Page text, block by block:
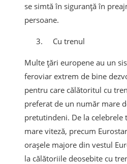
se simtă în siguranță în
persoane.
Cu trenul
Multe țări europene au un
feroviar extrem de bine
pentru care călătoritul cu
preferat de un număr mare
pretutindeni. De la celebrele
mare viteză, precum
orașele majore din vestul
la călătoriile deosebite cu